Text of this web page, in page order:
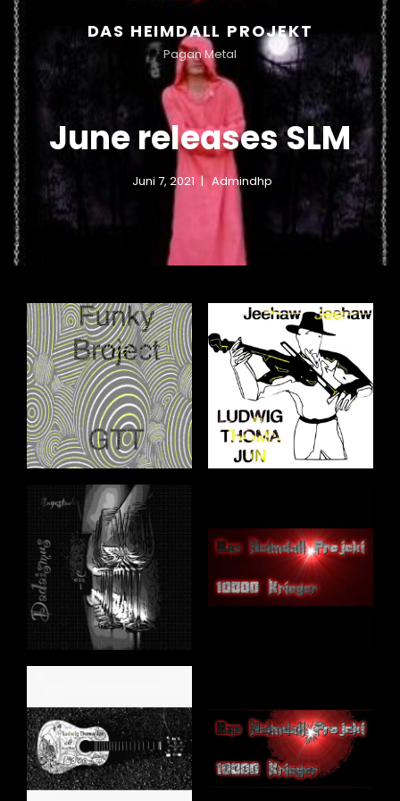
DAS HEIMDALL PROJEKT
Pagan Metal
June releases SLM
Juni 7, 2021 Admindhp